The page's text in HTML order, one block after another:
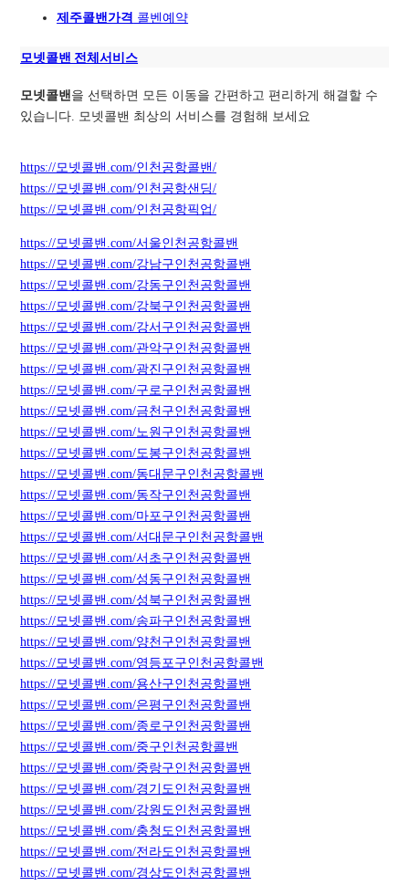
제주콜밴가격 콜벤예약
모넷콜밴 전체서비스
모넷콜밴을 선택하면 모든 이동을 간편하고 편리하게 해결할 수
있습니다. 모넷콜밴 최상의 서비스를 경험해 보세요
https://모넷콜밴.com/인천공항콜밴/
https://모넷콜밴.com/인천공항샌딩/
https://모넷콜밴.com/인천공항픽업/
https://모넷콜밴.com/서울인천공항콜밴
https://모넷콜밴.com/강남구인천공항콜밴
https://모넷콜밴.com/강동구인천공항콜밴
https://모넷콜밴.com/강북구인천공항콜밴
https://모넷콜밴.com/강서구인천공항콜밴
https://모넷콜밴.com/관악구인천공항콜밴
https://모넷콜밴.com/광진구인천공항콜밴
https://모넷콜밴.com/구로구인천공항콜밴
https://모넷콜밴.com/금천구인천공항콜밴
https://모넷콜밴.com/노원구인천공항콜밴
https://모넷콜밴.com/도봉구인천공항콜밴
https://모넷콜밴.com/동대문구인천공항콜밴
https://모넷콜밴.com/동작구인천공항콜밴
https://모넷콜밴.com/마포구인천공항콜밴
https://모넷콜밴.com/서대문구인천공항콜밴
https://모넷콜밴.com/서초구인천공항콜밴
https://모넷콜밴.com/성동구인천공항콜밴
https://모넷콜밴.com/성북구인천공항콜밴
https://모넷콜밴.com/송파구인천공항콜밴
https://모넷콜밴.com/양천구인천공항콜밴
https://모넷콜밴.com/영등포구인천공항콜밴
https://모넷콜밴.com/용산구인천공항콜밴
https://모넷콜밴.com/은평구인천공항콜밴
https://모넷콜밴.com/종로구인천공항콜밴
https://모넷콜밴.com/중구인천공항콜밴
https://모넷콜밴.com/중랑구인천공항콜밴
https://모넷콜밴.com/경기도인천공항콜밴
https://모넷콜밴.com/강원도인천공항콜밴
https://모넷콜밴.com/충청도인천공항콜밴
https://모넷콜밴.com/전라도인천공항콜밴
https://모넷콜밴.com/경상도인천공항콜밴